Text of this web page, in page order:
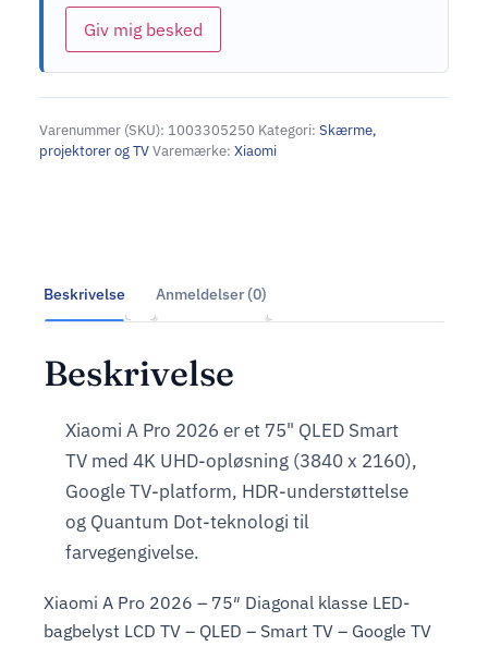
Giv mig besked
Varenummer (SKU): 1003305250 Kategori: Skærme,
projektorer og TVVaremærke: Xiaomi
Beskrivelse Anmeldelser (0)
Beskrivelse
Xiaomi A Pro 2026 er et 75" QLED Smart
TV med 4K UHD-opløsning (3840 x 2160),
Google TV-platform, HDR-understøttelse
og Quantum Dot-teknologi til
farvegengivelse.
Xiaomi A Pro 2026 – 75″ Diagonal klasse LED-
bagbelyst LCD TV – QLED – Smart TV – Google TV